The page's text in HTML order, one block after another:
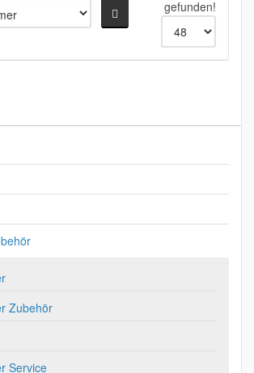
gefunden!
Zubehör
Service